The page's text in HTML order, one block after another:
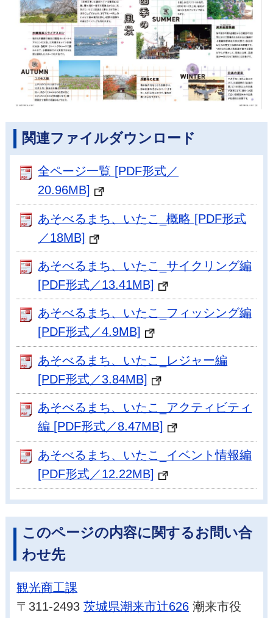
関連ファイルダウンロード
全ページ一覧 [PDF形式／
20.96MB]
あそべるまち、いたこ_概略 [PDF形式
／18MB]
あそべるまち、いたこ_サイクリング編
[PDF形式／13.41MB]
あそべるまち、いたこ_フィッシング編
[PDF形式／4.9MB]
あそべるまち、いたこ_レジャー編
[PDF形式／3.84MB]
あそべるまち、いたこ_アクティビティ
編 [PDF形式／8.47MB]
あそべるまち、いたこ_イベント情報編
[PDF形式／12.22MB]
このページの内容に関するお問い合
わせ先
観光商工課
〒311-2493茨城県潮来市辻626 潮来市役